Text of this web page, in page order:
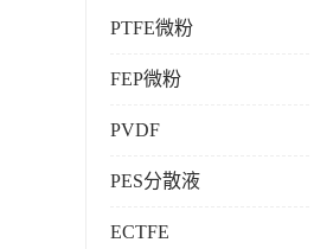
PTFE微粉
FEP微粉
PVDF
PES分散液
ECTFE